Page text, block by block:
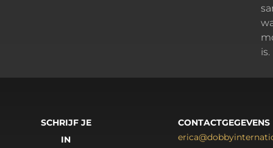
is.
CONTACTGEGEVENS
SCHRIJF JE
IN